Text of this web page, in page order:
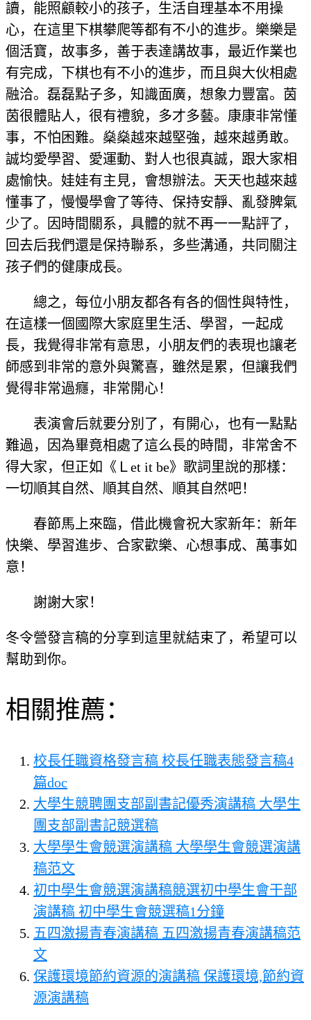
讀，能照顧較小的孩子，生活自理基本不用操
心，在這里下棋攀爬等都有不小的進步。樂樂是
個活寶，故事多，善于表達講故事，最近作業也
有完成，下棋也有不小的進步，而且與大伙相處
融洽。磊磊點子多，知識面廣，想象力豐富。茵
茵很體貼人，很有禮貌，多才多藝。康康非常懂
事，不怕困難。燊燊越來越堅強，越來越勇敢。
誠均愛學習、愛運動、對人也很真誠，跟大家相
處愉快。娃娃有主見，會想辦法。天天也越來越
懂事了，慢慢學會了等待、保持安靜、亂發脾氣
少了。因時間關系，具體的就不再一一點評了，
回去后我們還是保持聯系，多些溝通，共同關注
孩子們的健康成長。
總之，每位小朋友都各有各的個性與特性，
在這樣一個國際大家庭里生活、學習，一起成
長，我覺得非常有意思，小朋友們的表現也讓老
師感到非常的意外與驚喜，雖然是累，但讓我們
覺得非常過癮，非常開心！
表演會后就要分別了，有開心，也有一點點
難過，因為畢竟相處了這么長的時間，非常舍不
得大家，但正如《Ｌet it be》歌詞里說的那樣：
一切順其自然、順其自然、順其自然吧！
春節馬上來臨，借此機會祝大家新年：新年
快樂、學習進步、合家歡樂、心想事成、萬事如
意！
謝謝大家！
冬令營發言稿的分享到這里就結束了，希望可以
幫助到你。
相關推薦：
校長任職資格發言稿 校長任職表態發言稿4
篇doc
大學生競聘團支部副書記優秀演講稿 大學生
團支部副書記競選稿
大學學生會競選演講稿 大學學生會競選演講
稿范文
初中學生會競選演講稿競選初中學生會干部
演講稿 初中學生會競選稿1分鐘
五四激揚青春演講稿 五四激揚青春演講稿范
文
保護環境節約資源的演講稿 保護環境,節約資
源演講稿